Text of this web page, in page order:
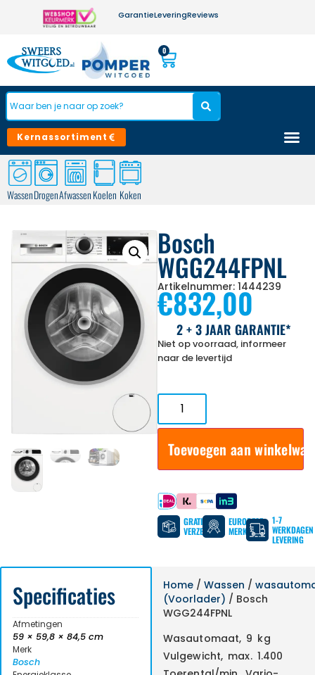
GarantieLeveringReviews
0
Kernassortiment
WassenDrogenAfwassenKoelen Koken
Bosch
WGG244FPNL
Artikelnummer: 1444239
€832,00
2 + 3 JAAR GARANTIE*
Niet op voorraad, informeer
naar de levertijd
Toevoegen aan
Betaal met
GRATIS
VERZENDING
EUROPESE
MERKEN
1-7
WERKDAGEN
LEVERING
Specificaties
Afmetingen
59 × 59,8 × 84,5 cm
Merk
Bosch
Home/ Wassen /
(Voorlader) / Bosch
WGG244FPNL
Wasautomaat, 9 kg
Vulgewicht, max. 1.400